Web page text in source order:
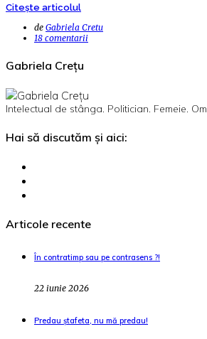
Citește articolul
de Gabriela Cretu
18 comentarii
Gabriela Crețu
Intelectual de stânga. Politician. Femeie. Om
Hai să discutăm și aici:
Articole recente
În contratimp sau pe contrasens ?!
22 iunie 2026
Predau ștafeta, nu mă predau!